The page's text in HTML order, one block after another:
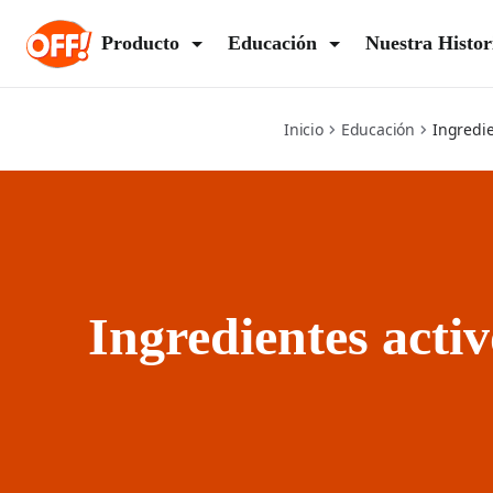
Producto Educación Nuestra
Inicio Educación
Ingredientes